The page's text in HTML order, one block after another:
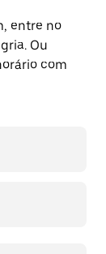
entre no
Ou
com